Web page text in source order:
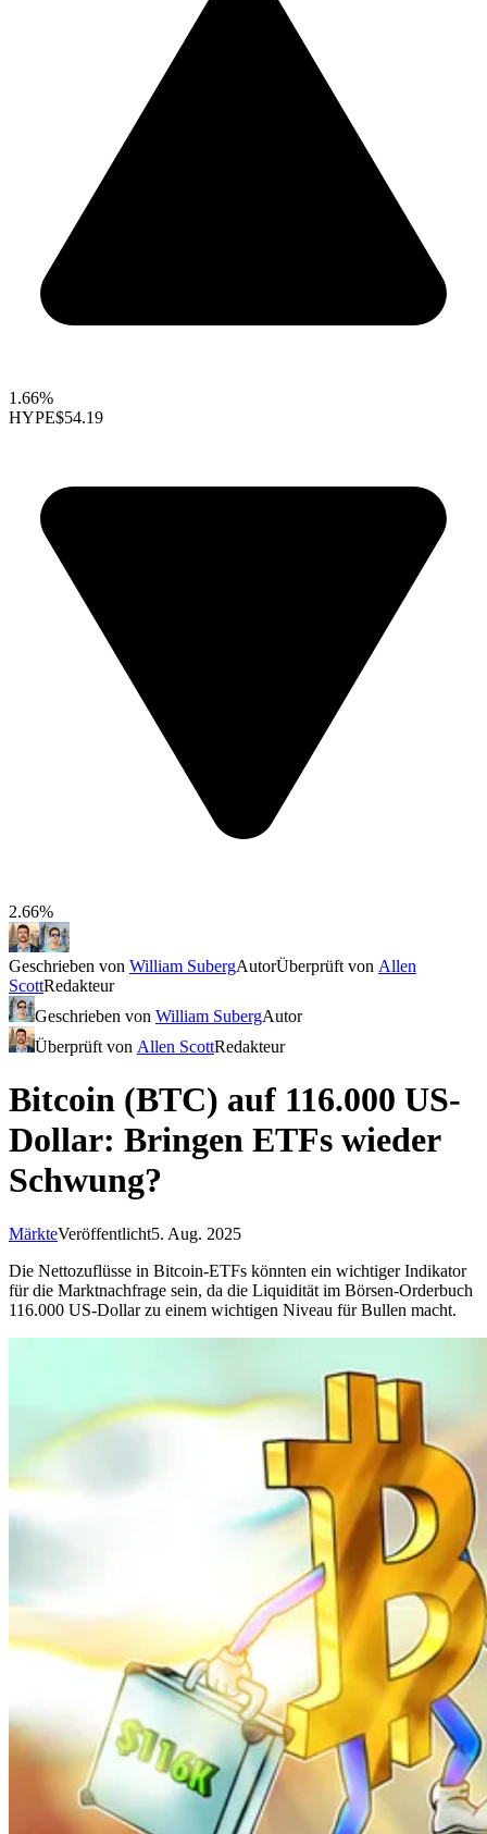
1.66%
HYPE$54.19
2.66%
Geschrieben von William SubergAutorÜberprüft von Allen
ScottRedakteur
Geschrieben von William SubergAutor
Überprüft von Allen ScottRedakteur
Bitcoin (BTC) auf 116.000 US-
Dollar: Bringen ETFs wieder
Schwung?
MärkteVeröffentlicht5. Aug. 2025
Die Nettozuflüsse in Bitcoin-ETFs könnten ein wichtiger Indikator
für die Marktnachfrage sein, da die Liquidität im Börsen-Orderbuch
116.000 US-Dollar zu einem wichtigen Niveau für Bullen macht.